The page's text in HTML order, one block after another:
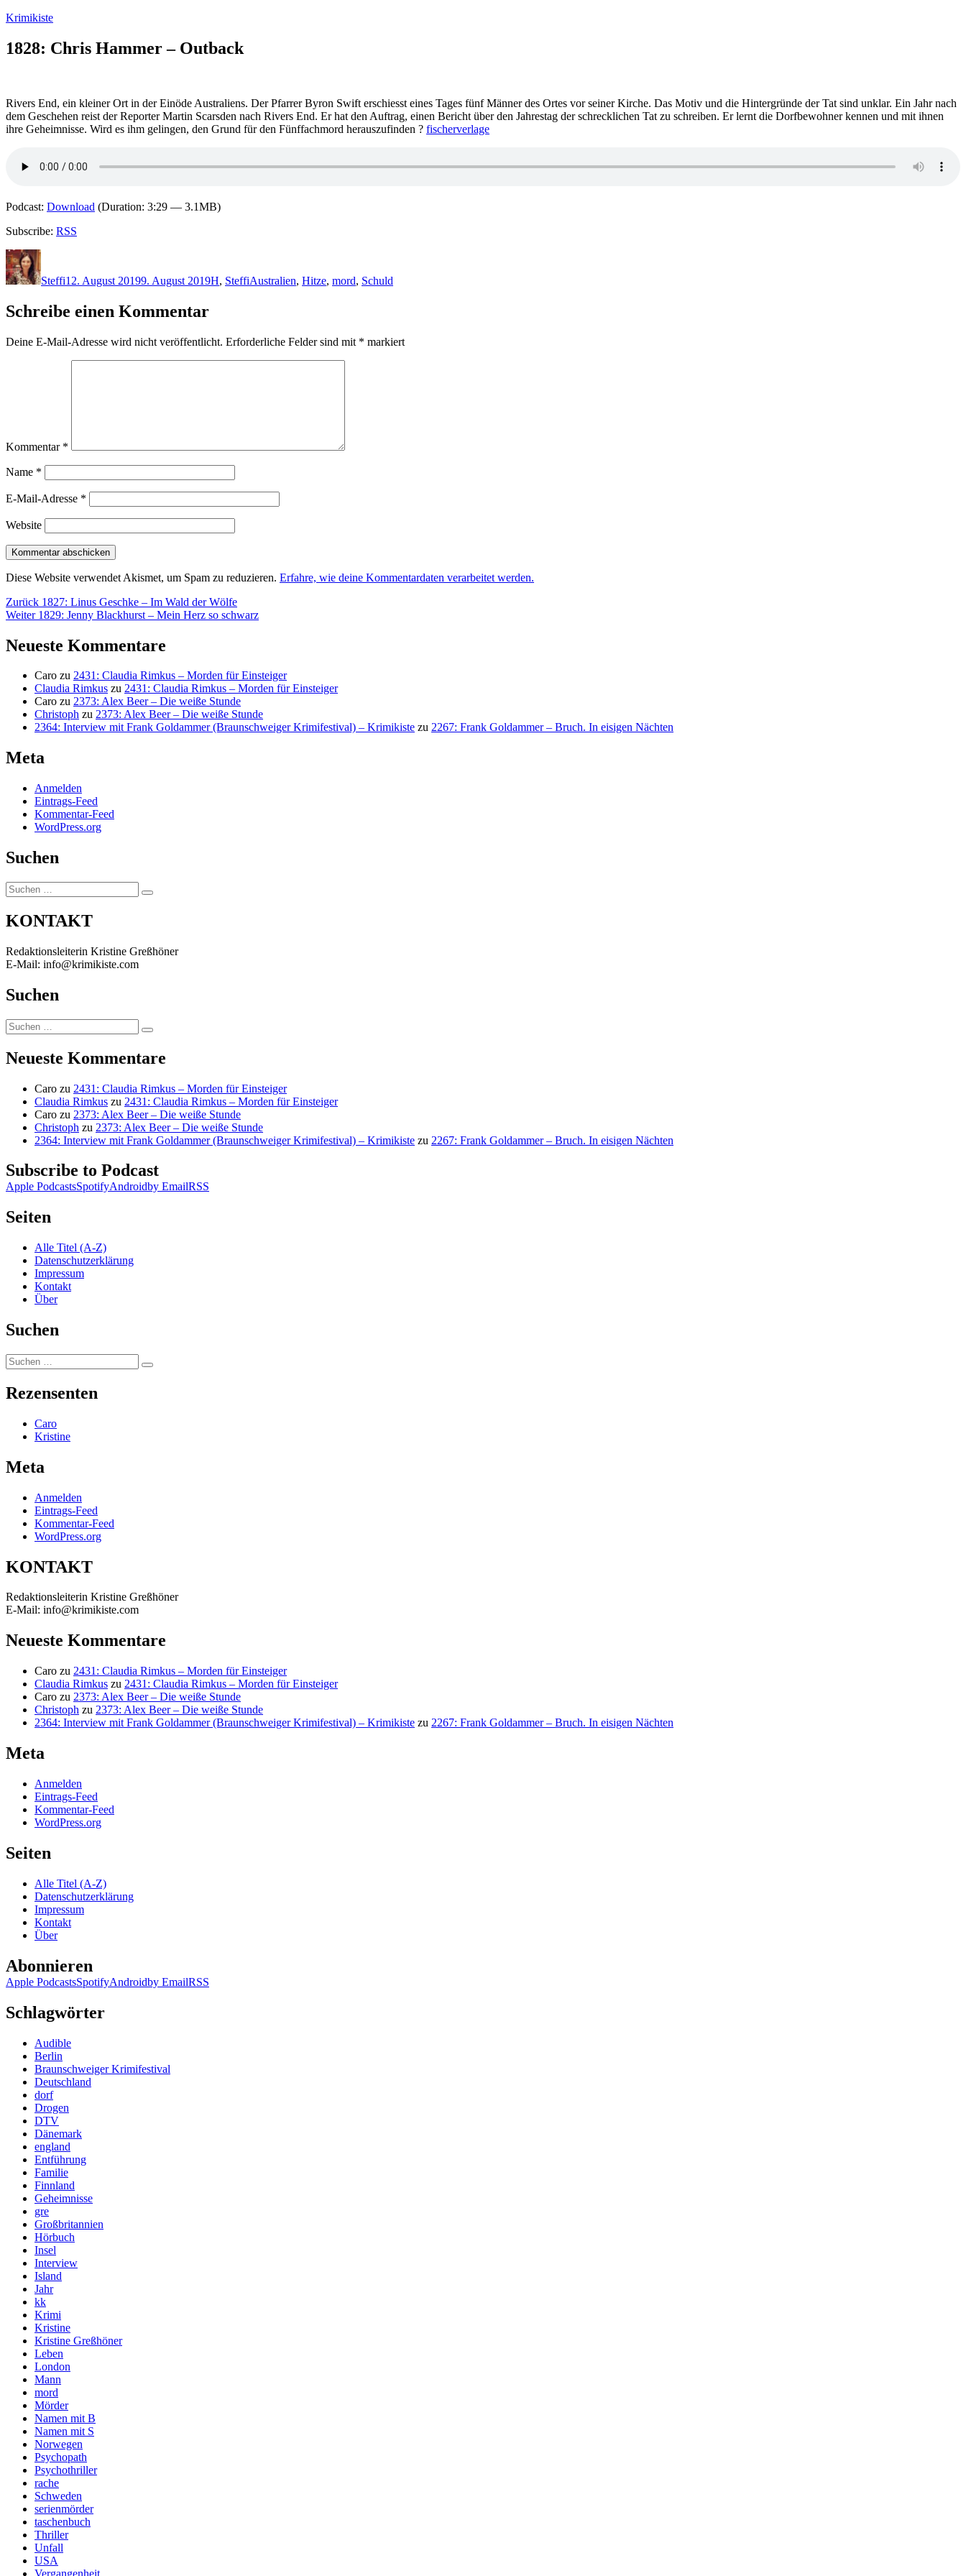
Zum
springen
Krimikiste
1828: Chris Hammer – Outback
Rivers End, ein kleiner Ort in der Einöde Australiens. Der Pfarrer Byron Swift erschiesst eines Tages fünf Männer des Ortes vor seiner Kirche. Das Motiv und die Hintergründe der Tat sind unklar. Ein Jahr nach
dem Geschehen reist der Reporter Martin Scarsden nach Rivers End. Er hat den Auftrag, einen Bericht über den Jahrestag der schrecklichen Tat zu schreiben. Er lernt die Dorfbewohner kennen und mit ihnen
ihre Geheimnisse. Wird es ihm gelingen, den Grund für den Fünffachmord herauszufinden ? fischerverlage
Podcast: Download (Duration: 3:29 — 3.1MB)
Subscribe: RSS
Autor
Steffi12. August 20199. August 2019H, SteffiAustralien, Hitze, mord, Schuld
Schreibe einen Kommentar
Deine E-Mail-Adresse wird nicht veröffentlicht. Erforderliche Felder sind mit * markiert
Kommentar *
Name *
E-Mail-Adresse *
Website
Diese Website verwendet Akismet, um Spam zu reduzieren. Erfahre, wie deine Kommentardaten verarbeitet werden.
Beitragsnavigation
Zurück Vorheriger
Beitrag:
1827: Linus Geschke – Im Wald der Wölfe
Weiter Nächster
1829: Jenny Blackhurst – Mein Herz so schwarz
Neueste Kommentare
Caro zu 2431: Claudia Rimkus – Morden für Einsteiger
Claudia Rimkus zu 2431: Claudia Rimkus – Morden für Einsteiger
Caro zu 2373: Alex Beer – Die weiße Stunde
Christoph zu 2373: Alex Beer – Die weiße Stunde
2364: Interview mit Frank Goldammer (Braunschweiger Krimifestival) – Krimikiste zu 2267: Frank Goldammer – Bruch. In eisigen Nächten
Meta
Anmelden
Eintrags-Feed
Kommentar-Feed
WordPress.org
Suchen
Suchen
nach:
Suchen
KONTAKT
Redaktionsleiterin Kristine Greßhöner
E-Mail: info@krimikiste.com
Suchen
Suchen
nach:
Suchen
Neueste Kommentare
Caro zu 2431: Claudia Rimkus – Morden für Einsteiger
Claudia Rimkus zu 2431: Claudia Rimkus – Morden für Einsteiger
Caro zu 2373: Alex Beer – Die weiße Stunde
Christoph zu 2373: Alex Beer – Die weiße Stunde
2364: Interview mit Frank Goldammer (Braunschweiger Krimifestival) – Krimikiste zu 2267: Frank Goldammer – Bruch. In eisigen Nächten
Subscribe to Podcast
Apple PodcastsSpotifyAndroidby EmailRSS
Seiten
Alle Titel (A-Z)
Datenschutzerklärung
Impressum
Kontakt
Über
Suchen
Suchen
nach:
Suchen
Rezensenten
Caro
Kristine
Meta
Anmelden
Eintrags-Feed
Kommentar-Feed
WordPress.org
KONTAKT
Redaktionsleiterin Kristine Greßhöner
E-Mail: info@krimikiste.com
Neueste Kommentare
Caro zu 2431: Claudia Rimkus – Morden für Einsteiger
Claudia Rimkus zu 2431: Claudia Rimkus – Morden für Einsteiger
Caro zu 2373: Alex Beer – Die weiße Stunde
Christoph zu 2373: Alex Beer – Die weiße Stunde
2364: Interview mit Frank Goldammer (Braunschweiger Krimifestival) – Krimikiste zu 2267: Frank Goldammer – Bruch. In eisigen Nächten
Meta
Anmelden
Eintrags-Feed
Kommentar-Feed
WordPress.org
Seiten
Alle Titel (A-Z)
Datenschutzerklärung
Impressum
Kontakt
Über
Abonnieren
Apple PodcastsSpotifyAndroidby EmailRSS
Schlagwörter
Audible
Berlin
Braunschweiger Krimifestival
Deutschland
dorf
Drogen
DTV
Dänemark
england
Entführung
Familie
Finnland
Geheimnisse
gre
Großbritannien
Hörbuch
Insel
Interview
Island
Jahr
kk
Krimi
Kristine
Kristine Greßhöner
Leben
London
Mann
mord
Mörder
Namen mit B
Namen mit S
Norwegen
Psychopath
Psychothriller
rache
Schweden
serienmörder
taschenbuch
Thriller
Unfall
USA
Vergangenheit